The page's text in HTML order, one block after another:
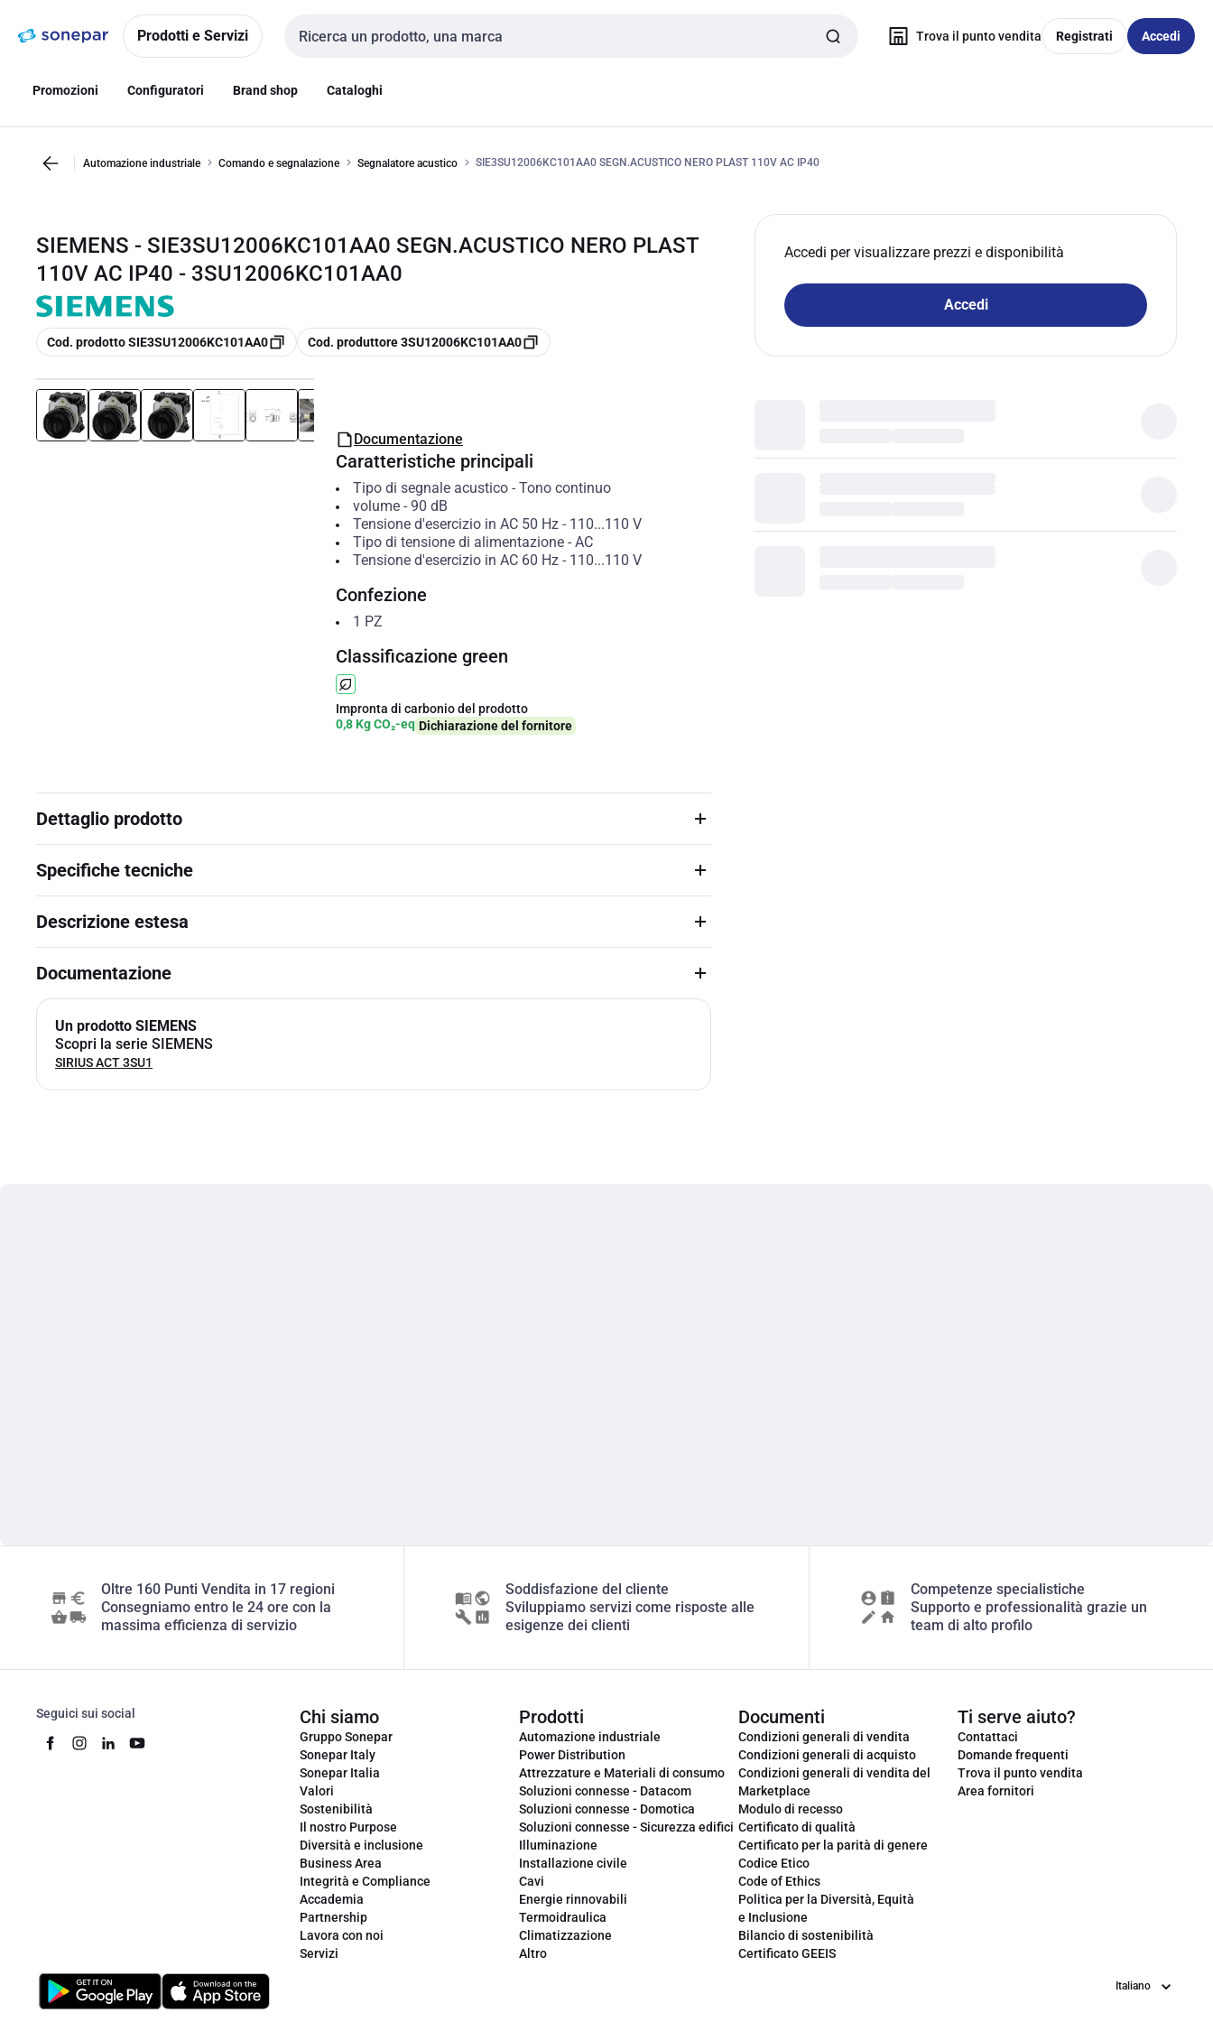
navigazionealla
Prodotti e Servizi
Cerca input
Trova il punto vendita Registrati Accedi
Promozioni Configuratori Brand shop Cataloghi
Automazione industriale Comando e segnalazione Segnalatore acustico SIE3SU12006KC101AA0 SEGN.ACUSTICO NERO PLAST 110V AC IP40
SIEMENS - SIE3SU12006KC101AA0 SEGN.ACUSTICO NERO PLAST
110V AC IP40 - 3SU12006KC101AA0
copia
Cod. prodotto SIE3SU12006KC101AA0 copia
Cod. produttore 3SU12006KC101AA0
Accedi per visualizzare prezzi e disponibilità
Accedi
Documentazione
Caratteristiche principali
Tipo di segnale acustico- Tono continuo
volume- 90 dB
Tensione d'esercizio in AC 50 Hz- 110...110 V
Tipo di tensione di alimentazione- AC
Tensione d'esercizio in AC 60 Hz- 110...110 V
Confezione
1 PZ
Classificazione green
Impronta di carbonio del prodotto
0,8 Kg CO₂-eq Dichiarazione del fornitore
Dettaglio prodotto
Specifiche tecniche
Descrizione estesa
Documentazione
Un prodotto SIEMENS
Scopri la serie SIEMENS
SIRIUS ACT 3SU1
Oltre 160 Punti Vendita in 17 regioni
Consegniamo entro le 24 ore con la
massima efficienza di servizio
Soddisfazione del cliente
Sviluppiamo servizi come risposte alle
esigenze dei clienti
Competenze specialistiche
Supporto e professionalità grazie un
team di alto profilo
Seguici sui social Chi siamo
Gruppo Sonepar
Sonepar Italy
Sonepar Italia
Valori
Sostenibilità
Il nostro Purpose
Diversità e inclusione
Business Area
Integrità e Compliance
Accademia
Partnership
Lavora con noi
Servizi
Prodotti
Automazione industriale
Power Distribution
Attrezzature e Materiali di consumo
Soluzioni connesse - Datacom
Soluzioni connesse - Domotica
Soluzioni connesse - Sicurezza edifici
Illuminazione
Installazione civile
Cavi
Energie rinnovabili
Termoidraulica
Climatizzazione
Altro
Documenti
Condizioni generali di vendita
Condizioni generali di acquisto
Condizioni generali di vendita del
Marketplace
Modulo di recesso
Certificato di qualità
Certificato per la parità di genere
Codice Etico
Code of Ethics
Politica per la Diversità, Equità
e Inclusione
Bilancio di sostenibilità
Certificato GEEIS
Ti serve aiuto?
Contattaci
Domande frequenti
Trova il punto vendita
Area fornitori
Lingua